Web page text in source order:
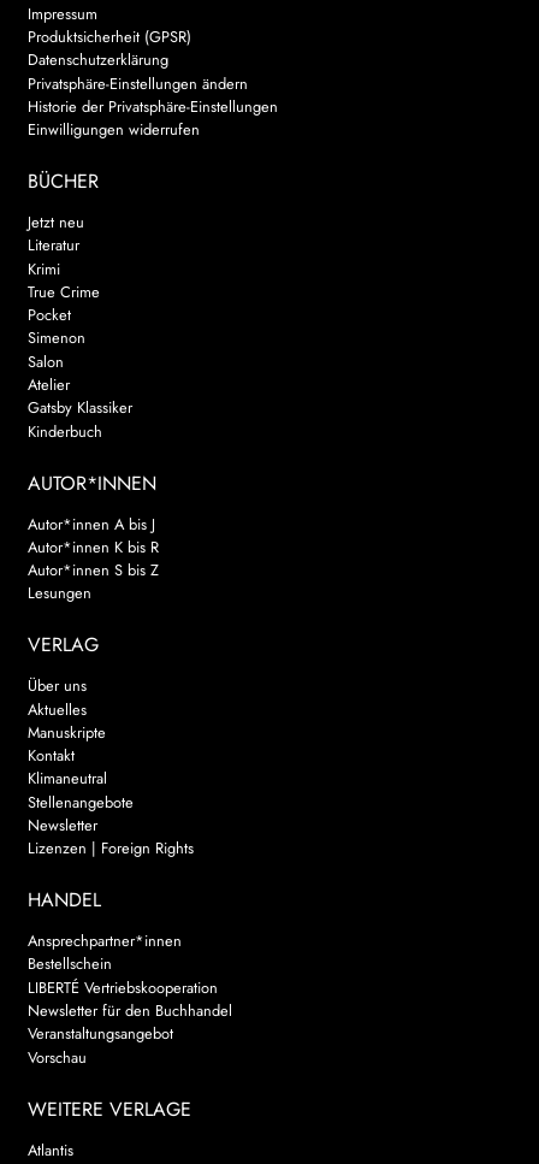
Impressum
Produktsicherheit (GPSR)
Datenschutzerklärung
Privatsphäre-Einstellungen ändern
Historie der Privatsphäre-Einstellungen
Einwilligungen widerrufen
BÜCHER
Jetzt neu
Literatur
Krimi
True Crime
Pocket
Simenon
Salon
Atelier
Gatsby Klassiker
Kinderbuch
AUTOR*INNEN
Autor*innen A bis J
Autor*innen K bis R
Autor*innen S bis Z
Lesungen
VERLAG
Über uns
Aktuelles
Manuskripte
Kontakt
Klimaneutral
Stellenangebote
Newsletter
Lizenzen | Foreign Rights
HANDEL
Ansprechpartner*innen
Bestellschein
LIBERTÉ Vertriebskooperation
Newsletter für den Buchhandel
Veranstaltungsangebot
Vorschau
WEITERE VERLAGE
Atlantis